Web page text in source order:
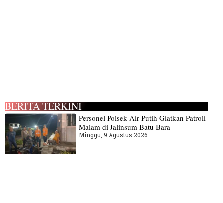
BERITA TERKINI
Personel Polsek Air Putih Giatkan Patroli
Malam di Jalinsum Batu Bara
Minggu, 9 Agustus 2026